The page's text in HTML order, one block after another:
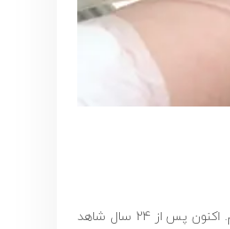
حمايت از كودكان مبتلا به سرطان مسير سخت و پر چالشي بود كه از ابتداي راه تا كنون تنها با اتكا به همسفراني چون شما آن را پيموده‌ايم. اكنون پس از 24 سال شاهد